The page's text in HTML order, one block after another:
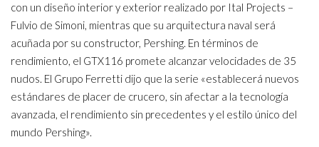
con un diseño interior y exterior realizado por Ital Projects –
Fulvio de Simoni, mientras que su arquitectura naval será
acuñada por su constructor, Pershing. En términos de
rendimiento, el GTX116 promete alcanzar velocidades de 35
nudos. El Grupo Ferretti dijo que la serie «establecerá nuevos
estándares de placer de crucero, sin afectar a la tecnología
avanzada, el rendimiento sin precedentes y el estilo único del
mundo Pershing».